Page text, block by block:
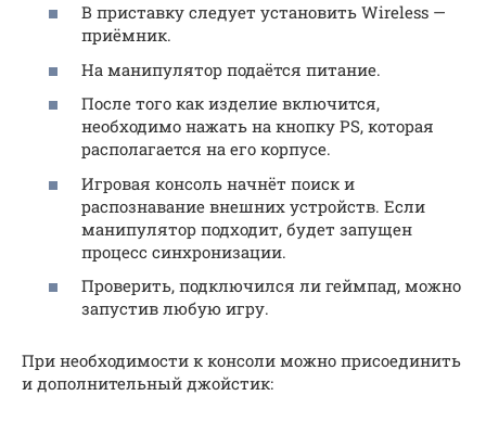
В приставку следует установить Wireless —
приёмник.
На манипулятор подаётся питание.
После того как изделие включится,
необходимо нажать на кнопку PS, которая
располагается на его корпусе.
Игровая консоль начнёт поиск и
распознавание внешних устройств. Если
манипулятор подходит, будет запущен
процесс синхронизации.
Проверить, подключился ли геймпад, можно
запустив любую игру.
При необходимости к консоли можно присоединить
и дополнительный джойстик: